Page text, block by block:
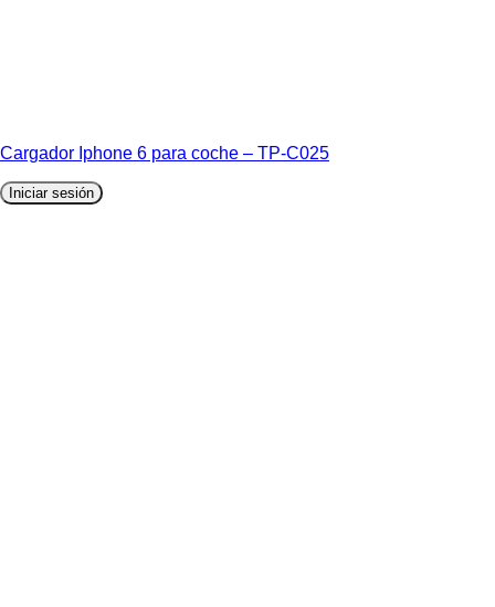
Cargador Iphone 6 para coche – TP-C025
Iniciar sesión